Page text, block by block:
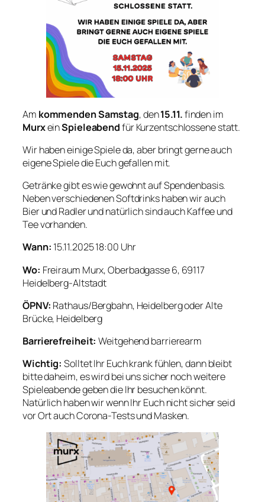
Am kommenden Samstag, den15.11.finden im
MurxeinSpieleabendfür Kurzentschlossene statt.
Wir haben einige Spiele da, aber bringt gerne auch
eigene Spiele die Euch gefallen mit.
Getränke gibt es wie gewohnt auf Spendenbasis.
Neben verschiedenen Softdrinks haben wir auch
Bier und Radler und natürlich sind auch Kaffee und
Tee vorhanden.
Wann: 15.11.2025 18:00 Uhr
Wo: Freiraum Murx, Oberbadgasse 6, 69117
Heidelberg-Altstadt
ÖPNV: Rathaus/Bergbahn, Heidelberg oder Alte
Brücke, Heidelberg
Barrierefreiheit: Weitgehend barrierearm
Wichtig: Solltet Ihr Euch krank fühlen, dann bleibt
bitte daheim, es wird bei uns sicher noch weitere
Spieleabende geben die Ihr besuchen könnt.
Natürlich haben wir wenn Ihr Euch nicht sicher seid
vor Ort auch Corona-Tests und Masken.